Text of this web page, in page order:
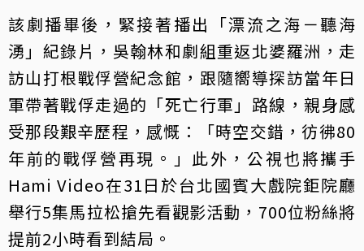
該劇播畢後，緊接著播出「漂流之海－聽海
湧」紀錄片，吳翰林和劇組重返北婆羅洲，走
訪山打根戰俘營紀念館，跟隨嚮導探訪當年日
軍帶著戰俘走過的「死亡行軍」路線，親身感
受那段艱辛歷程，感慨：「時空交錯，彷彿80
年前的戰俘營再現。」此外，公視也將攜手
Hami Video在31日於台北國賓大戲院鉅院廳
舉行5集馬拉松搶先看觀影活動，700位粉絲將
提前2小時看到結局。